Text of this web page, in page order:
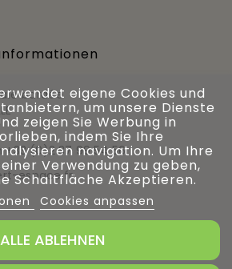
bardée
+33 (0)2 37 99 54 56
espace.fr
eigene Cookies und
um unsere Dienste
zeigen Sie Werbung in
indem Sie Ihre
navigation. Um Ihre
Verwendung zu geben,
Schaltfläche Akzeptieren.
Cookies anpassen
ALLE ABLEHNEN